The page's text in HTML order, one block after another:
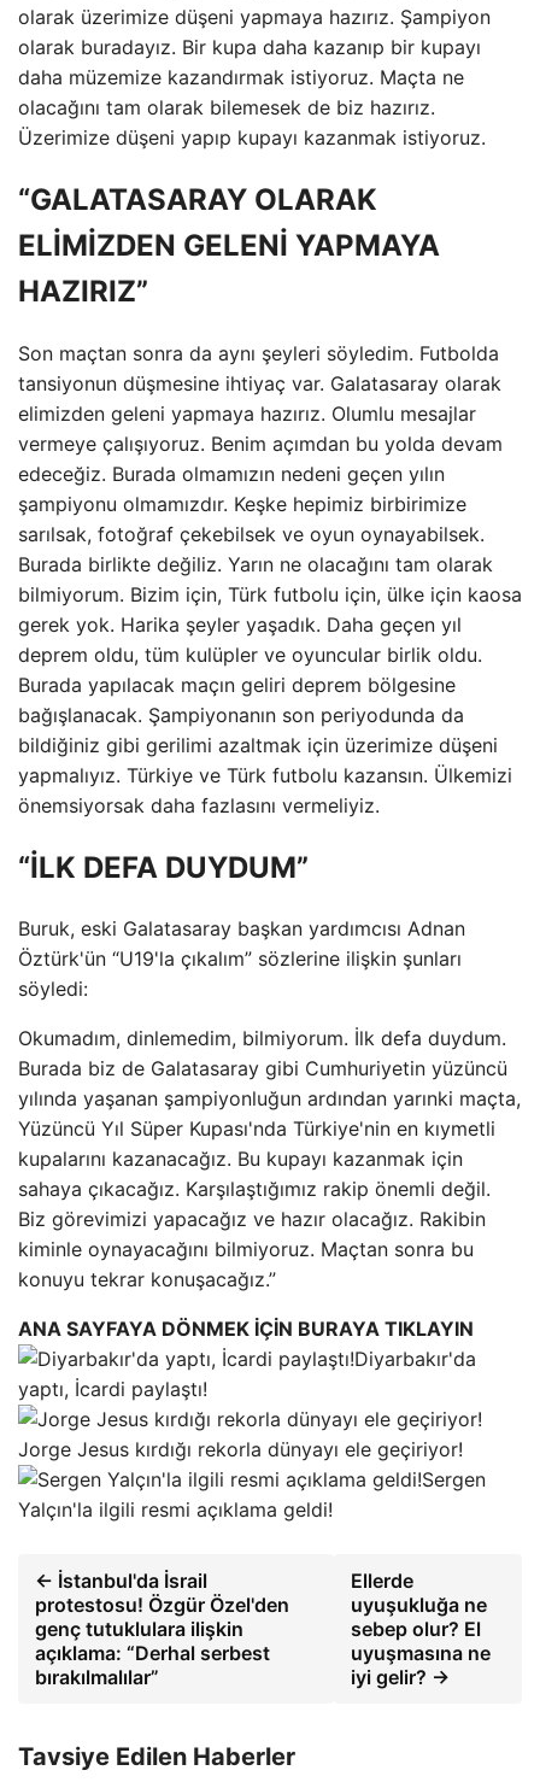
olarak üzerimize düşeni yapmaya hazırız. Şampiyon
olarak buradayız. Bir kupa daha kazanıp bir kupayı
daha müzemize kazandırmak istiyoruz. Maçta ne
olacağını tam olarak bilemesek de biz hazırız.
Üzerimize düşeni yapıp kupayı kazanmak istiyoruz.
“GALATASARAY OLARAK
ELİMİZDEN GELENİ YAPMAYA
HAZIRIZ”
Son maçtan sonra da aynı şeyleri söyledim. Futbolda
tansiyonun düşmesine ihtiyaç var. Galatasaray olarak
elimizden geleni yapmaya hazırız. Olumlu mesajlar
vermeye çalışıyoruz. Benim açımdan bu yolda devam
edeceğiz. Burada olmamızın nedeni geçen yılın
şampiyonu olmamızdır. Keşke hepimiz birbirimize
sarılsak, fotoğraf çekebilsek ve oyun oynayabilsek.
Burada birlikte değiliz. Yarın ne olacağını tam olarak
bilmiyorum. Bizim için, Türk futbolu için, ülke için kaosa
gerek yok. Harika şeyler yaşadık. Daha geçen yıl
deprem oldu, tüm kulüpler ve oyuncular birlik oldu.
Burada yapılacak maçın geliri deprem bölgesine
bağışlanacak. Şampiyonanın son periyodunda da
bildiğiniz gibi gerilimi azaltmak için üzerimize düşeni
yapmalıyız. Türkiye ve Türk futbolu kazansın. Ülkemizi
önemsiyorsak daha fazlasını vermeliyiz.
“İLK DEFA DUYDUM”
Buruk, eski Galatasaray başkan yardımcısı Adnan
Öztürk'ün “U19'la çıkalım” sözlerine ilişkin şunları
söyledi:
Okumadım, dinlemedim, bilmiyorum. İlk defa duydum.
Burada biz de Galatasaray gibi Cumhuriyetin yüzüncü
yılında yaşanan şampiyonluğun ardından yarınki maçta,
Yüzüncü Yıl Süper Kupası'nda Türkiye'nin en kıymetli
kupalarını kazanacağız. Bu kupayı kazanmak için
sahaya çıkacağız. Karşılaştığımız rakip önemli değil.
Biz görevimizi yapacağız ve hazır olacağız. Rakibin
kiminle oynayacağını bilmiyoruz. Maçtan sonra bu
konuyu tekrar konuşacağız.”
ANA SAYFAYA DÖNMEK İÇİN BURAYA TIKLAYIN
Diyarbakır'da
yaptı, İcardi paylaştı!
Jorge Jesus kırdığı rekorla dünyayı ele geçiriyor!
Sergen
Yalçın'la ilgili resmi açıklama geldi!
← İstanbul'da İsrail
protestosu! Özgür Özel'den
genç tutuklulara ilişkin
açıklama: “Derhal serbest
bırakılmalılar”
Ellerde
uyuşukluğa ne
sebep olur? El
uyuşmasına ne
iyi gelir? →
Tavsiye Edilen Haberler